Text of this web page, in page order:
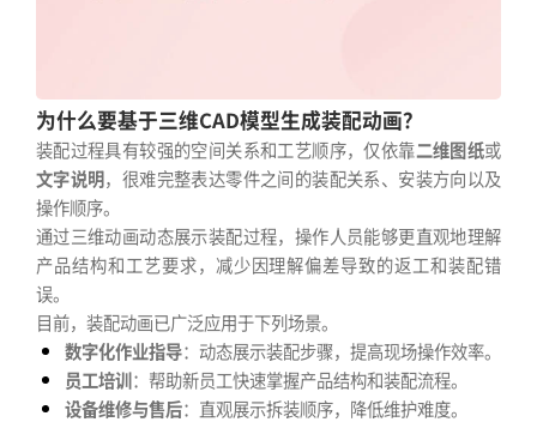
为什么要基于三维CAD模型生成装配动画？
装配过程具有较强的空间关系和工艺顺序，仅依靠二维图纸或
文字说明，很难完整表达零件之间的装配关系、安装方向以及
操作顺序。
通过三维动画动态展示装配过程，操作人员能够更直观地理解
产品结构和工艺要求，减少因理解偏差导致的返工和装配错
误。
目前，装配动画已广泛应用于下列场景。
数字化作业指导：动态展示装配步骤，提高现场操作效率。
员工培训：帮助新员工快速掌握产品结构和装配流程。
设备维修与售后：直观展示拆装顺序，降低维护难度。